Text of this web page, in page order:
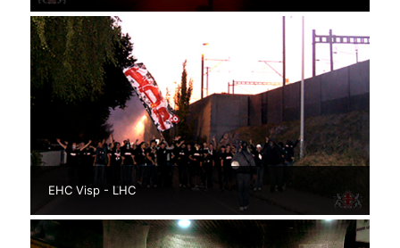
EHC Visp - LHC